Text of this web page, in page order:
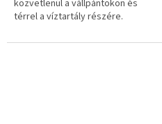
közvetlenül a vállpántokon és
térrel a víztartály részére.